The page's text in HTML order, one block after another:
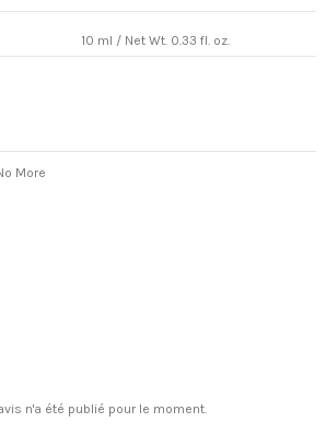
10 ml / Net Wt. 0.33 fl. oz.
n'a été publié pour le moment.